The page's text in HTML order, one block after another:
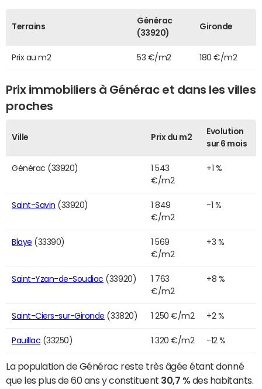
Terrains
Générac
(33920)
Gironde
Prix au m2 53 €/m2 180 €/m2
Prix immobiliers à Générac et dans les villes
proches
Ville Prix du m2
Evolution
sur 6 mois
Générac (33920)
1 543
€/m2
+1 %
Saint-Savin (33920)
1 849
€/m2
-1 %
Blaye (33390)
1 569
€/m2
+3 %
Saint-Yzan-de-Soudiac (33920)
1 763
€/m2
+8 %
Saint-Ciers-sur-Gironde (33820) 1 250 €/m2 +2 %
Pauillac (33250) 1 320 €/m2 -12 %
La population de Générac reste très âgée étant donné
que les plus de 60 ans y constituent 30,7 % des habitants.